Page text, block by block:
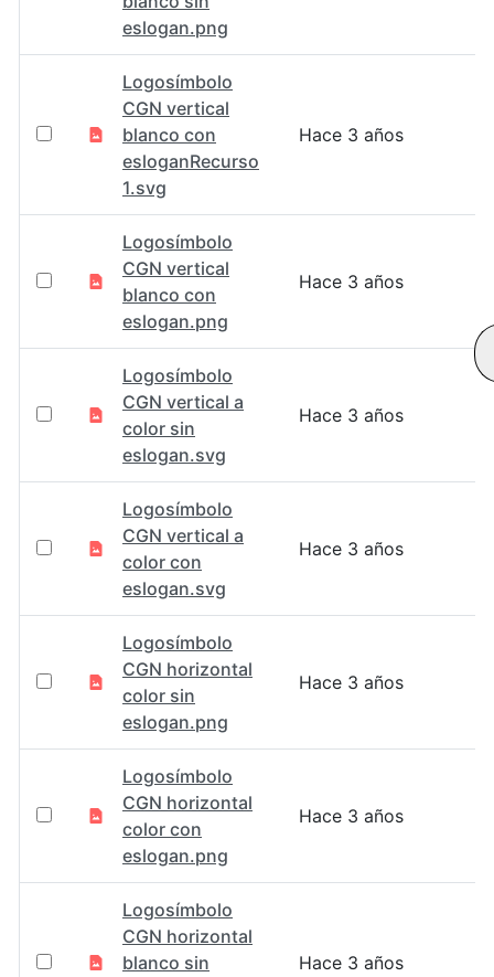
eslogan.png
Logosímbolo
CGN vertical
blanco con
esloganRecurso
1.svg
Hace 3 años
Logosímbolo
CGN vertical
blanco con
eslogan.png
Hace 3 años
Logosímbolo
CGN vertical a
color sin
eslogan.svg
Hace 3 años
Logosímbolo
CGN vertical a
color con
eslogan.svg
Hace 3 años
Logosímbolo
CGN horizontal
color sin
eslogan.png
Hace 3 años
Logosímbolo
CGN horizontal
color con
eslogan.png
Hace 3 años
Logosímbolo
CGN horizontal
blanco sin
Hace 3 años